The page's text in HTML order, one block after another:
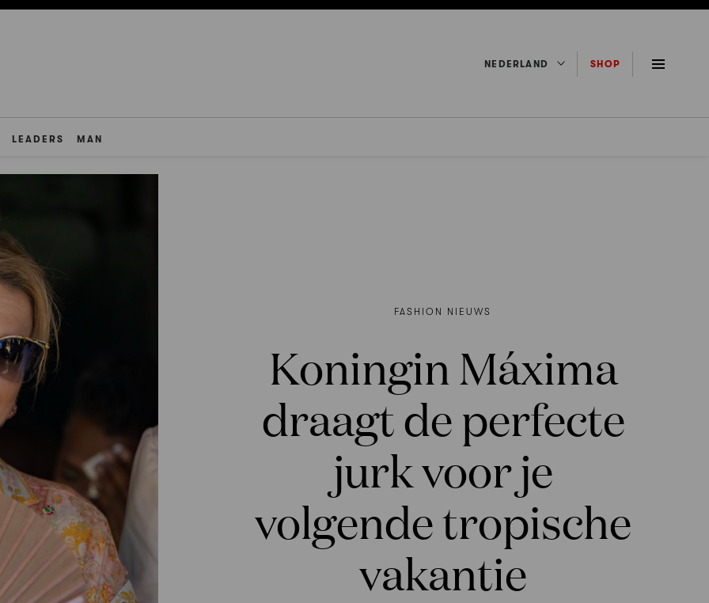
NEDERLAND SHOP
LEADERS MAN
FASHION NIEUWS
Koningin Máxima
draagt de perfecte
jurk voor je
volgende tropische
vakantie